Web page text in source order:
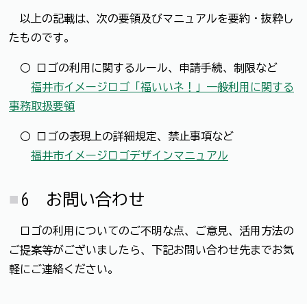
以上の記載は、次の要領及びマニュアルを要約・抜粋し
たものです。
○ ロゴの利用に関するルール、申請手続、制限など
福井市イメージロゴ「福いいネ！」一般利用に関する
事務取扱要領
○ ロゴの表現上の詳細規定、禁止事項など
福井市イメージロゴデザインマニュアル
6 お問い合わせ
ロゴの利用についてのご不明な点、ご意見、活用方法の
ご提案等がございましたら、下記お問い合わせ先までお気
軽にご連絡ください。